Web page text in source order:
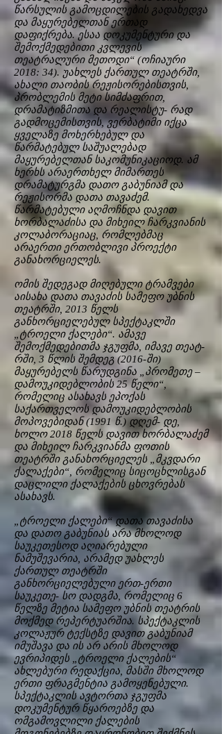
წარსულის გამოცდილების გადახედვა
და მაყურებელთან ერთად
დაფიქრება. ესაა დოკუმენტური და
შემოქმედებითი კვლევის
თეატრალური მეთოდი“ (ოჩიაური
2018: 34). უახლეს ქართულ თეატრში,
ახალი თაობის რეჟისორებისთვის,
პრობლემის მეტი სიმძაფრით,
დრამატიზმითა და რეალისტუ- რად
გადმოცემისთვის, ვერბატიმი იქცა
ყველაზე მოხერხებულ და
წარმატებულ საშუალებად
მაყურებელთან საკომუნიკაციოდ. ამ
ხერხს არაერთხელ მიმართეს
დრამატურგმა დათო გაბუნიამ და
რეჟისორმა დათა თავაძემ.
წარმატებული აღმოჩნდა დავით
ხორბალაძისა და მიხეილ ჩარკვიანის
კოლაბორაციაც, რომლებმაც
არაერთი ერთობლივი პროექტი
განახორციელეს.
ომის შედეგად მიღებული ტრამვები
აისახა დათა თავაძის სამეფო უბნის
თეატრში, 2013 წელს
განხორციელებულ სპექტაკლში
„ტროელი ქალები“. ამავე
შემოქმედებითმა ჯგუფმა, იმავე თეატ-
რში, 3 წლის შემდეგ (2016-ში)
მაყურებელს წარუდგინა „პრომეთე –
დამოუკიდებლობის 25 წელი“,
რომელიც ასახავს ეპოქას
საქართველოს დამოუკიდებლობის
მოპოვებიდან (1991 წ.) დღემ- დე,
ხოლო 2018 წელს დავით ხორბალაძემ
და მიხეილ ჩარკვიანმა ფოთის
თეატრში განახორციელეს „მკვდარი
ქალაქები“, რომელიც სიცოცხლისგან
დაცლილი ქალაქების ცხოვრებას
ასახავს.
„ტროელი ქალები“ დათა თავაძისა
და დათო გაბუნიას არა მხოლოდ
საუკეთესოდ აღიარებული
ნამუშევარია, არამედ უახლეს
ქართულ თეატრში
განხორციელებული ერთ-ერთი
საუკეთე- სო დადგმა, რომელიც 6
წელზე მეტია სამეფო უბნის თეატრის
მოქმედ რეპერტუარშია. სპექტაკლის
კოლაჟურ ტექსტზე დავით გაბუნიამ
იმუშავა და ის არ არის მხოლოდ
ევრიპიდეს „ტროელი ქალების“
ახლებური რედაქცია, მასში მხოლოდ
ერთი ფრაგმენტია გამოყენებული.
სპექტაკლის ავტორთა ჯგუფმა
დოკუმენტურ წყაროებზე და
ომგამოვლილი ქალების